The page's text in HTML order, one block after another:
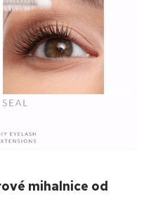
mihalnice od